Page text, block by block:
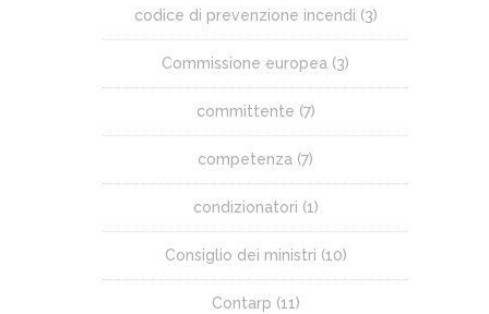
codice di prevenzione incendi (3)
Commissione europea (3)
committente (7)
competenza (7)
condizionatori (1)
Consiglio dei ministri (10)
Contarp (11)